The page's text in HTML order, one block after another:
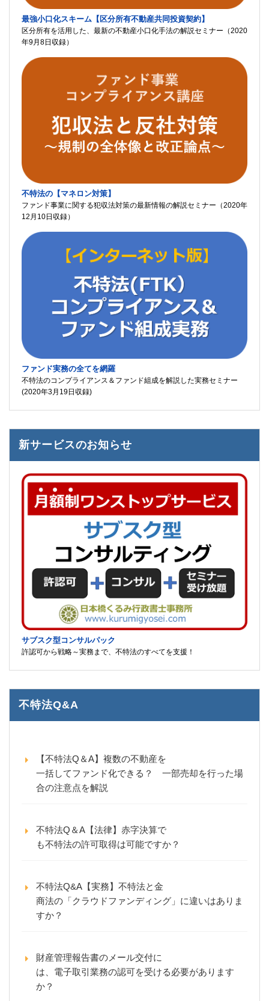
最強小口化スキーム【区分所有不動産共同投資契約】
区分所有を活用した、最新の不動産小口化手法の解説セミナー（2020
年9月8日収録）
不特法の【マネロン対策】
ファンド事業に関する犯収法対策の最新情報の解説セミナー（2020年
12月10日収録）
ファンド実務の全てを網羅
不特法のコンプライアンス＆ファンド組成を解説した実務セミナー
(2020年3月19日収録)
新サービスのお知らせ
サブスク型コンサルパック
許認可から戦略～実務まで、不特法のすべてを支援！
不特法Q&A
【不特法Q＆A】複数の不動産を
一括してファンド化できる？ 一部売却を行った場
合の注意点を解説
不特法Q＆A【法律】赤字決算で
も不特法の許可取得は可能ですか？
不特法Q&A【実務】不特法と金
商法の「クラウドファンディング」に違いはありま
すか？
財産管理報告書のメール交付に
は、電子取引業務の認可を受ける必要があります
か？